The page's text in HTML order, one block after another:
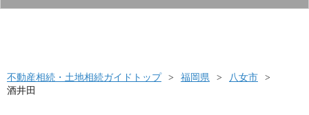
和歌山県
山口県
高知県
長崎県
不動産相続・土地相続ガイドトップ 福岡県
八女市
酒井田